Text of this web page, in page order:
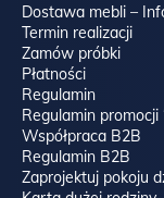
Dostawa mebli –
Termin realizacji
Zamów próbki
Płatności
Regulamin
Regulamin promocji
Współpraca B2B
Regulamin B2B
Zaprojektuj pokoju